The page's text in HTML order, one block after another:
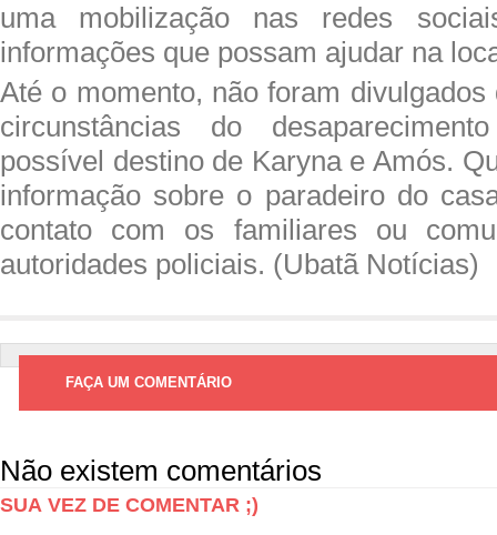
uma mobilização nas redes
informações que possam ajudar na
Até o momento, não foram
circunstâncias do
possível destino de Karyna e Amós.
informação sobre o paradeiro do
contato com os familiares ou
autoridades policiais. (Ubatã Notícias)
FAÇA UM COMENTÁRIO
Não existem comentários
SUA VEZ DE COMENTAR ;)